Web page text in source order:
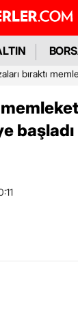
bıraktı
başladı